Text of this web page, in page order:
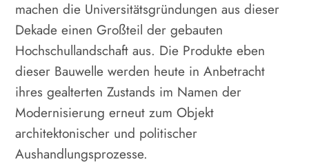
machen die Universitätsgründungen aus dieser
Dekade einen Großteil der gebauten
Hochschullandschaft aus. Die Produkte eben
dieser Bauwelle werden heute in Anbetracht
ihres gealterten Zustands im Namen der
Modernisierung erneut zum Objekt
architektonischer und politischer
Aushandlungsprozesse.